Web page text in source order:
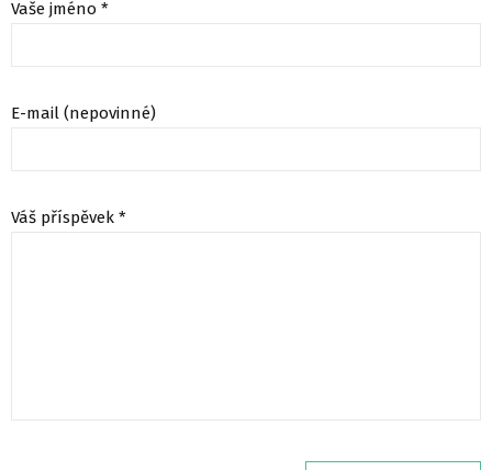
Vaše jméno *
E-mail (nepovinné)
Váš příspěvek *